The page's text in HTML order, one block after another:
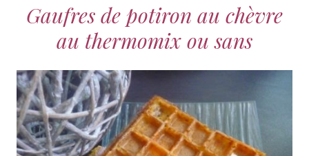
Gaufres de potiron au chèvre
au thermomix ou sans